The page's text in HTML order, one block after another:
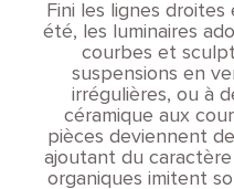
Fini les lignes
été, les luminaires
courbes et
suspensions en
irrégulières, ou à
céramique aux
pièces deviennent
ajoutant du
organiques imitent